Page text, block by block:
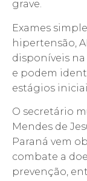
grave.
Exames
hipertensão,
disponíveis
e podem
estágios
O secretário
Mendes de
Paraná vem
combate a
prevenção,